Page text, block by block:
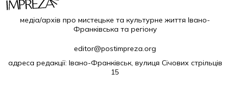
медіа/архів про мистецьке та культурне життя Івано-
Франківська та регіону
editor@postimpreza.org
адреса редакції: Івано-Франківськ, вулиця Січових стрільців
15